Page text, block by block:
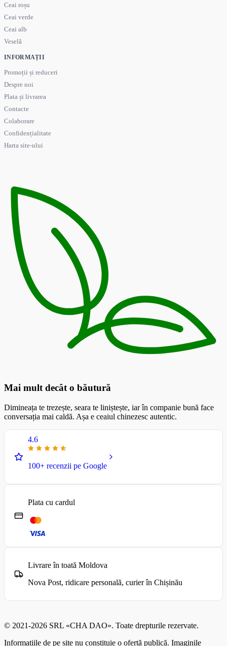
Ceai roșu
Ceai verde
Ceai alb
Veselă
INFORMAȚII
Promoții și reduceri
Despre noi
Plata și livrarea
Contacte
Colaborare
Confidențialitate
Harta site-ului
Mai mult decât o băutură
Dimineața te trezește, seara te liniștește, iar în companie bună face
conversația mai caldă. Așa e ceaiul chinezesc autentic.
4.6
100+ recenzii pe Google
Plata cu cardul
Livrare în toată Moldova
Nova Post, ridicare personală, curier în Chișinău
© 2021-2026 SRL «CHA DAO». Toate drepturile rezervate.
Informațiile de pe site nu constituie o ofertă publică. Imaginile